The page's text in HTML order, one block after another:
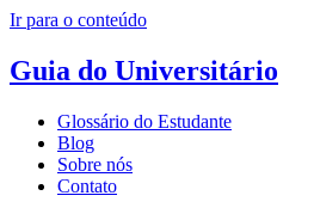
Ir para o conteúdo
Guia do Universitário
Glossário do Estudante
Blog
Sobre nós
Contato